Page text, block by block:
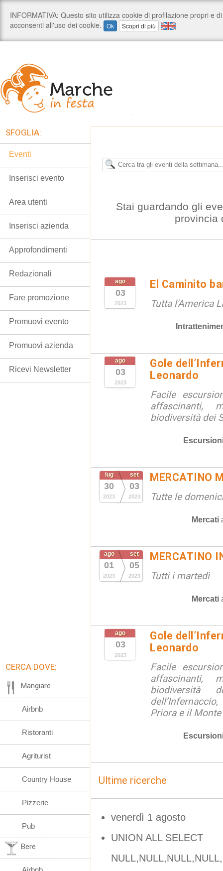
Stai guardando gli
provincia
ago
03
2023
El Caminito
Tutta l'America
ago
03
2023
Gole
Leonardo
Facile
affascinanti,
biodiversità dei
lug
30
2023
set
03
2023
MERCATINO
Tutte le
Mercati
ago
01
2023
set
05
2023
MERCATINO
Tutti i martedì
Mercati
ago
03
2023
Gole
Leonardo
Facile
affascinanti,
biodiversità
Priora e il
Ultime ricerche
venerdì 1 agosto
UNION ALL SELECT
SFOGLIA:
Eventi
Inserisci evento
Area utenti
Inserisci azienda
Approfondimenti
Redazionali
Fare promozione
Promuovi evento
Promuovi azienda
Ricevi Newsletter
CERCA DOVE:
Mangiare
Airbnb
Ristoranti
Agriturist
Country House
Pizzerie
Pub
Bere